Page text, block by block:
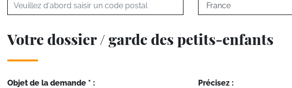
Votre dossier / garde des petits-enfants
Objet de la demande * : Précisez :